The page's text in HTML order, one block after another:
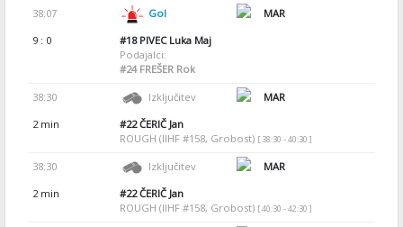
38:07 Gol
MAR
9 : 0
#18PIVEC Luka Maj
Podajalci:
#24FREŠER Rok
38:30 Izključitev
MAR
2 min
#22ČERIČ Jan
ROUGH (IIHF #158, Grobost) [ 38:30 - 40:30 ]
38:30 Izključitev
MAR
2 min
#22ČERIČ Jan
ROUGH (IIHF #158, Grobost) [ 40:30 - 42:30 ]